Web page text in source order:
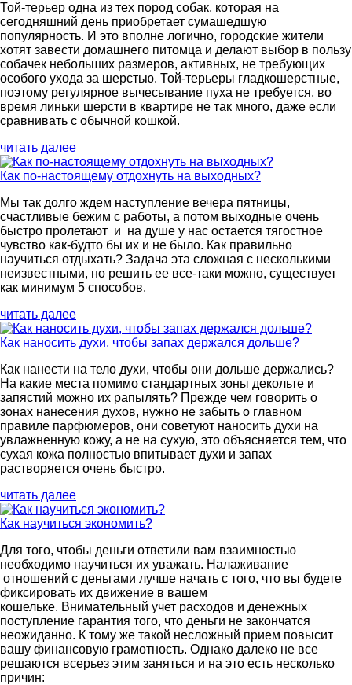
Той-терьер одна из тех пород собак, которая на
сегодняшний день приобретает сумашедшую
популярность. И это вполне логично, городские жители
хотят завести домашнего питомца и делают выбор в пользу
собачек небольших размеров, активных, не требующих
особого ухода за шерстью. Той-терьеры гладкошерстные,
поэтому регулярное вычесывание пуха не требуется, во
время линьки шерсти в квартире не так много, даже если
сравнивать с обычной кошкой.
читать далее
Как по-настоящему отдохнуть на выходных?
Мы так долго ждем наступление вечера пятницы,
счастливые бежим с работы, а потом выходные очень
быстро пролетают и на душе у нас остается тягостное
чувство как-будто бы их и не было. Как правильно
научиться отдыхать? Задача эта сложная с несколькими
неизвестными, но решить ее все-таки можно, существует
как минимум 5 способов.
читать далее
Как наносить духи, чтобы запах держался дольше?
Как нанести на тело духи, чтобы они дольше держались?
На какие места помимо стандартных зоны декольте и
запястий можно их рапылять? Прежде чем говорить о
зонах нанесения духов, нужно не забыть о главном
правиле парфюмеров, они советуют наносить духи на
увлажненную кожу, а не на сухую, это объясняется тем, что
сухая кожа полностью впитывает духи и запах
растворяется очень быстро.
читать далее
Как научиться экономить?
Для того, чтобы деньги ответили вам взаимностью
необходимо научиться их уважать. Налаживание
отношений с деньгами лучше начать с того, что вы будете
фиксировать их движение в вашем
кошельке. Внимательный учет расходов и денежных
поступление гарантия того, что деньги не закончатся
неожиданно. К тому же такой несложный прием повысит
вашу финансовую грамотность. Однако далеко не все
решаются всерьез этим заняться и на это есть несколько
причин: